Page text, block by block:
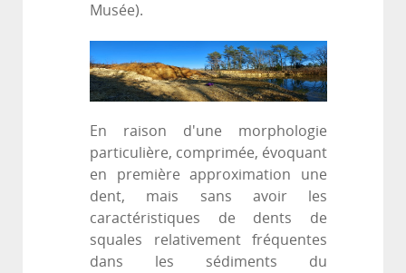
Musée).
En raison d'une morphologie
particulière, comprimée, évoquant
en première approximation une
dent, mais sans avoir les
caractéristiques de dents de
squales relativement fréquentes
dans les sédiments du